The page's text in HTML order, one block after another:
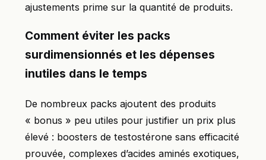
ajustements prime sur la quantité de produits.
Comment éviter les packs
surdimensionnés et les dépenses
inutiles dans le temps
De nombreux packs ajoutent des produits
« bonus » peu utiles pour justifier un prix plus
élevé : boosters de testostérone sans efficacité
prouvée, complexes d’acides aminés exotiques,